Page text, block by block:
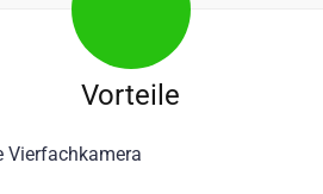
Vorteile
Vierfachkamera